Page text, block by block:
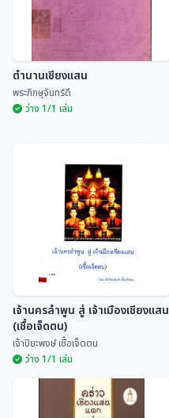
ตำนานเชียงแสน
พระภิกษุจันทร์ดี
ตำนานเชียงแสน
พระภิกษุจันทร์ดี
ว่าง 1/1 เล่ม
เจ้านครลำพูน สู่ เจ้าเมือง
เชียงแสน (เชื้อเจ็ดตน)
เจ้านครลำพูน สู่ เจ้าเมืองเชียงแสน
(เชื้อเจ็ดตน)
เจ้าปิยะพงษ์ เชื้อเจ็ดตน
ว่าง 1/1 เล่ม